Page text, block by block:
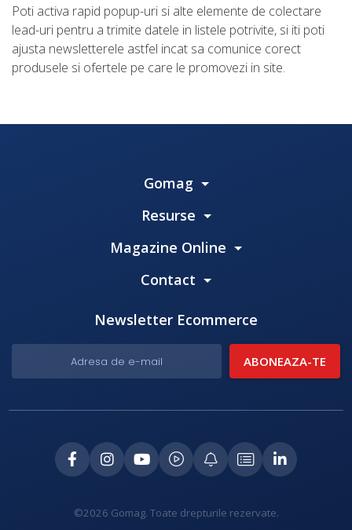
Poti activa rapid popup-uri si alte elemente de colectare
lead-uri pentru a trimite datele in listele potrivite, si iti poti
ajusta newsletterele astfel incat sa comunice corect
produsele si ofertele pe care le promovezi in site.
Gomag
Resurse
Magazine Online
Contact
Newsletter Ecommerce
©2026 Gomag. Toate drepturile rezervate.